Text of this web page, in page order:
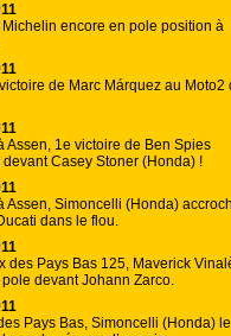
Michelin encore en pole position à
de Marc Márquez au Moto2
Assen, 1e victoire de Ben Spies
devant Casey Stoner (Honda) !
Assen, Simoncelli (Honda)
dans le flou.
des Pays Bas 125, Maverick
devant Johann Zarco.
Pays Bas, Simoncelli (Honda)